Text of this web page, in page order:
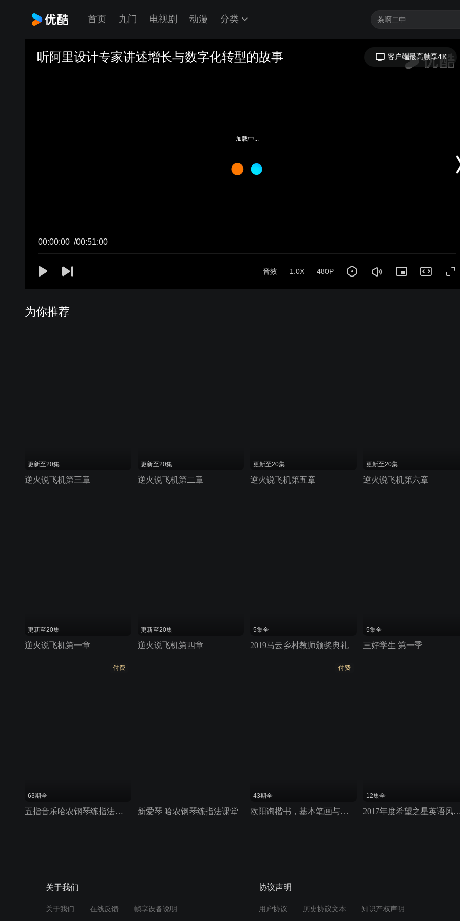
首页 九门 电视剧 动漫 分类
听阿里设计专家讲述增长与数字化转型的故事 客户端最高帧享4K
00:00:00 /00:51:00
音效 1.0X 480P
加载中...
为你推荐
更新至20集
逆火说飞机第三章
更新至20集
逆火说飞机第二章
更新至20集
逆火说飞机第五章
更新至20集
逆火说飞机第六章
更新至20集
逆火说飞机第一章
更新至20集
逆火说飞机第四章
5集全
2019马云乡村教师颁奖典礼
5集全
三好学生 第一季
付费
63期全
五指音乐哈农钢琴练指法五线谱钢琴教程 新爱琴 哈农钢琴练指法课堂
付费
43期全
欧阳询楷书，基本笔画与结构43讲
12集全
2017年度希望之星英
关于我们
关于我们 在线反馈 帧享设备说明
协议声明
用户协议 历史协议文本 知识产权声明